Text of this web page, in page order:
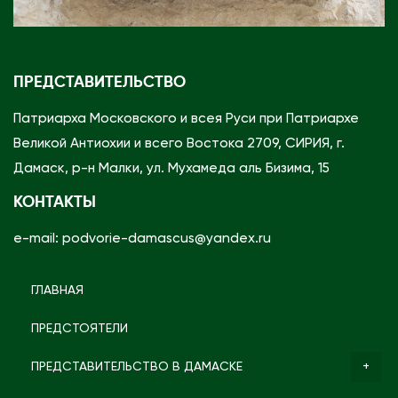
ПРЕДСТАВИТЕЛЬСТВО
Патриарха Московского и всея Руси при Патриархе
Великой Антиохии и всего Востока 2709, СИРИЯ, г.
Дамаск, р-н Малки, ул. Мухамеда аль Бизима, 15
КОНТАКТЫ
e-mail: podvorie-damascus@yandex.ru
ГЛАВНАЯ
ПРЕДСТОЯТЕЛИ
ПРЕДСТАВИТЕЛЬСТВО В ДАМАСКЕ